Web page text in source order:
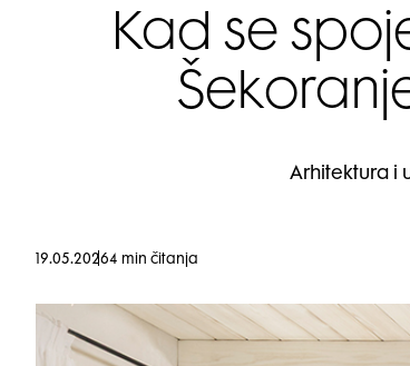
Kad se
Arhitektura i
19.05.20264 min čitanja